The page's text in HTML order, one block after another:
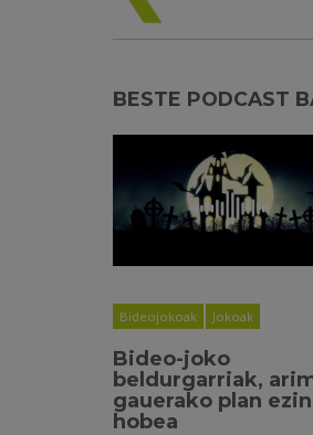
BESTE PODCAST
Bideojokoak Jokoak
Bideo-joko
beldurgarriak,
gauerako plan ezin
hobea